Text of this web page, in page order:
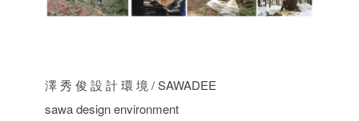
澤 秀 俊 設 計 環 境/ SAWADEE
sawa design environment